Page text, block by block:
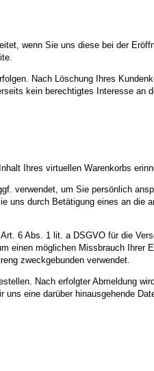
wenn Sie uns diese bei der
Nach Löschung Ihres
kein berechtigtes Interesse an
Ihres virtuellen Warenkorbs
verwendet, um Sie persönlich
uns durch Betätigung eines an die
6 Abs. 1 lit. a DSGVO für die
einen möglichen Missbrauch Ihrer
zweckgebunden verwendet.
Nach erfolgter Abmeldung
eine darüber hinausgehende